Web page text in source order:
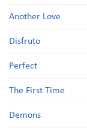
Another Love
Disfruto
Perfect
The First Time
Demons